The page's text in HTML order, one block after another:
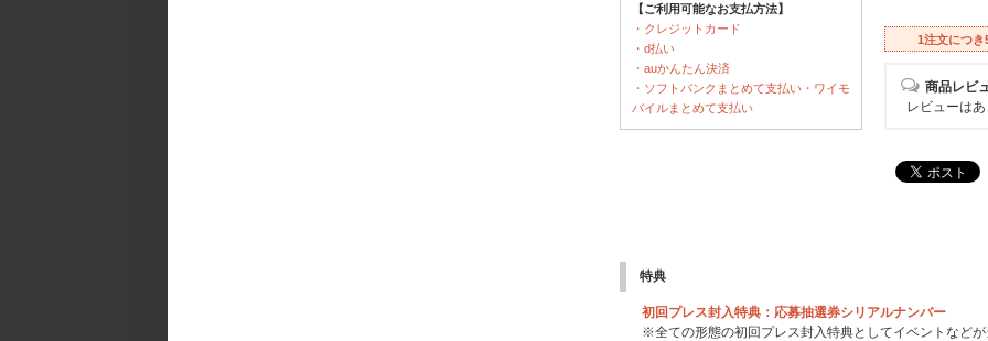
【ご利用可能なお支払方法】
・クレジットカード
・d払い
・auかんたん決済
・ソフトバンクまとめて支払い・ワイモ
バイルまとめて支払い
1注文につき
商品レビ
レビューは
特典
初回プレス封入特典：応募抽選券シリアルナンバー
※全ての形態の初回プレス封入特典としてイベントなど